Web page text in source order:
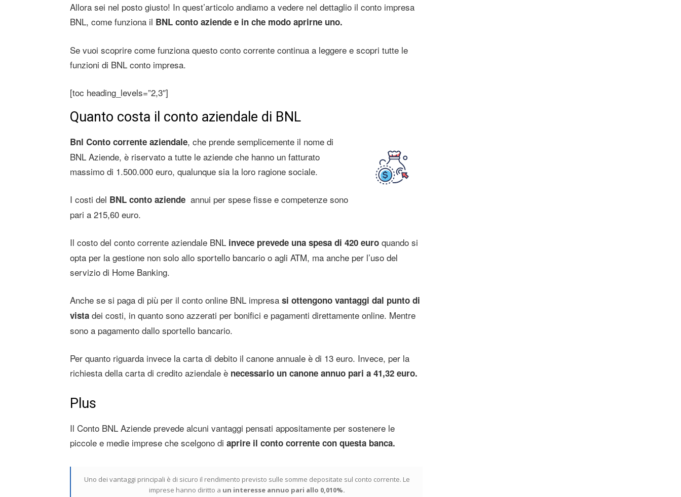
Allora sei nel posto giusto! In quest’articolo andiamo a vedere nel dettaglio il conto impresa
BNL, come funziona il BNL conto aziende e in che modo aprirne uno.
Se vuoi scoprire come funziona questo conto corrente continua a leggere e scopri tutte le
funzioni di BNL conto impresa.
[toc heading_levels=”2,3″]
Quanto costa il conto aziendale di BNL
Bnl Conto corrente aziendale, che prende semplicemente il nome di
BNL Aziende, è riservato a tutte le aziende che hanno un fatturato
massimo di 1.500.000 euro, qualunque sia la loro ragione sociale.
I costi del BNL conto aziende annui per spese fisse e competenze sono
pari a 215,60 euro.
Il costo del conto corrente aziendale BNL invece prevede una spesa di 420 euro quando si
opta per la gestione non solo allo sportello bancario o agli ATM, ma anche per l’uso del
servizio di Home Banking.
Anche se si paga di più per il conto online BNL impresa si ottengono vantaggi dal punto di
vista dei costi, in quanto sono azzerati per bonifici e pagamenti direttamente online. Mentre
sono a pagamento dallo sportello bancario.
Per quanto riguarda invece la carta di debito il canone annuale è di 13 euro. Invece, per la
richiesta della carta di credito aziendale è necessario un canone annuo pari a 41,32 euro.
Plus
Il Conto BNL Aziende prevede alcuni vantaggi pensati appositamente per sostenere le
piccole e medie imprese che scelgono di aprire il conto corrente con questa banca.
Uno dei vantaggi principali è di sicuro il rendimento previsto sulle somme depositate sul conto corrente. Le
imprese hanno diritto a un interesse annuo pari allo 0,010%.